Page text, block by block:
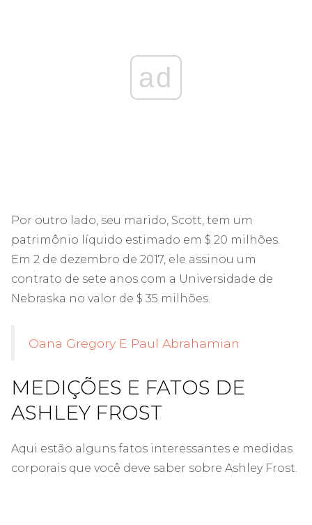
ad
Por outro lado, seu marido, Scott, tem um
patrimônio líquido estimado em $ 20 milhões.
Em 2 de dezembro de 2017, ele assinou um
contrato de sete anos com a Universidade de
Nebraska no valor de $ 35 milhões.
Oana Gregory E Paul Abrahamian
MEDIÇÕES E FATOS DE
ASHLEY FROST
Aqui estão alguns fatos interessantes e medidas
corporais que você deve saber sobre Ashley Frost.